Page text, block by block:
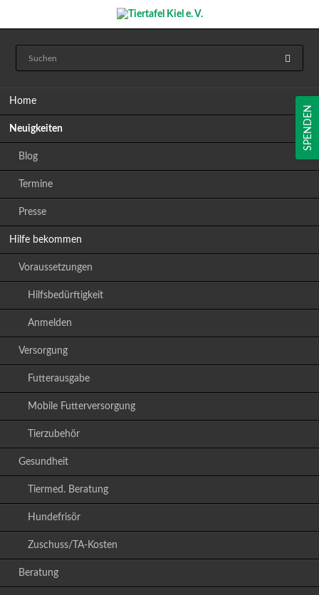
Home
Neuigkeiten
Blog
Termine
Presse
Hilfe bekommen
Voraussetzungen
Hilfsbedürftigkeit
Anmelden
Versorgung
Futterausgabe
Mobile Futterversorgung
Tierzubehör
Gesundheit
Tiermed. Beratung
Hundefrisör
Zuschuss/TA-Kosten
Beratung
SPENDEN